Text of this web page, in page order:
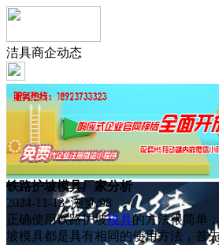
洁具商企动态
铁路护坡模具厂家分析
2024-11-13 浏览:98
正确使用铁路护坡模具的方法很简单
坡模具都是具有相同的使用方法，首